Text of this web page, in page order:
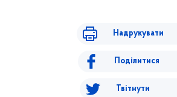
Надрукувати
Поділитися
Твітнути